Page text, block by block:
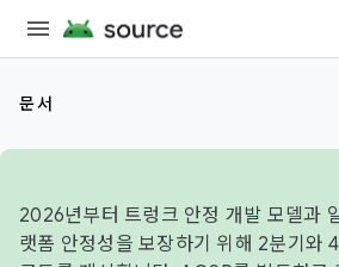
문서
2026년부터 트렁크 안정 개발 모델과
랫폼 안정성을 보장하기 위해 2분기와